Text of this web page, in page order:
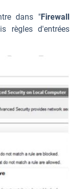
dans "Firewall
règles d'entrées